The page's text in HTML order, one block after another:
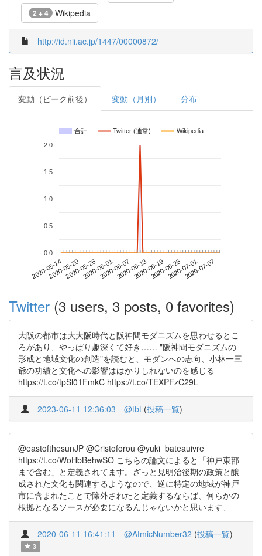
2 + 4 Wikipedia
http://id.nii.ac.jp/1447/00000872/
言及状況
変動（ピーク前後） 変動（月別） 分布
合計 Twitter (通常) Wikipedia
2020-05-142020-05-202020-05-262020-06-012020-06-072020-06-132020-06-192020-06-252020-07-012020-07-07
0.0
0.5
1.0
1.5
2.0
Twitter (3 users, 3 posts, 0 favorites)
大阪の都市は大大阪時代と阪神間モダニズムを思わせるとこ
ろがあり、やっぱり趣深くて好き…… "阪神間モダニズムの
形成と地域文化の創造"を読むと、モダンへの志向、小林一三
爺の功績と文化への影響ははかりしれないのを感じる
https://t.co/tpSl01FmkC https://t.co/TEXPFzC29L
2023-06-11 12:36:03 @tbt (投稿一覧)
@eastofthesunJP @Cristoforou @yuki_bateauivre
https://t.co/WoHbBehwSO こちらの論文によると「神戸東部
まで含む」と定義されてます。ざっと見明治後期の政策と醸
成された文化も関連するようなので、逆に特定の地域が神戸
市に含まれたことで除外されたと定義するならば、何らかの
根拠となるソースが必要になるんじゃないかと思います、
2020-06-11 16:41:11 @AtmicNumber32 (投稿一覧)
3